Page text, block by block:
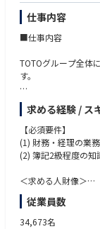
■就業環境
・平均残業時間は月
就業できる環境です。
・会社全体では年
得しやすい環境で
が、有給休暇を使用
勤者は出ていません
■当社について
当社は中食業界のリ
商品を手掛けていま
成長が見込める業界
ており、当社グルー
仕事内容
■仕事内容
TOTOグループ全体
す。
【主な業務内容】
(1) TOTOにおける予
(2) 国内外のTOTO
育・指導
求める経験 / ス
【必須要件】
(1) 財務・経理の業
(2) 簿記2級程度の知
＜求める人財像＞
(1) 新しい業務に対
(2) 社内外関係者と
(3) グローバル規模
従業員数
34,673名